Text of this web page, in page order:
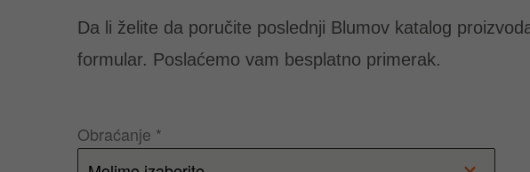
Da li želite da poručite poslednji Blumov katalog
formular. Poslaćemo vam besplatno primerak.
Obraćanje *